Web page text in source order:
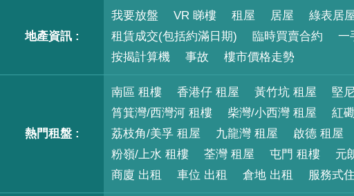
地產資訊 :
我要放盤 VR 睇樓 租屋 居屋 綠表居
租賃成交(包括約滿日期)
臨時買賣合約 一
按揭計算機
事故 樓市價格走勢
熱門租盤 :
南區 租樓 香港仔 租屋 黃竹坑 租屋 堅
筲箕灣/西灣河 租樓
柴灣/小西灣 租屋 紅
荔枝角/美孚 租屋
九龍灣 租屋 啟德 租屋
粉嶺/上水 租樓
荃灣 租屋 屯門 租樓 元
商廈 出租
車位 出租 倉地 出租 服務式